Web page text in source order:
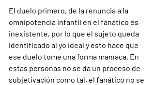
El duelo primero, de la renuncia a la
omnipotencia infantil en el fanático es
inexistente, por lo que el sujeto queda
identificado al yo ideal y esto hace que
ese duelo tome una forma maníaca. En
estas personas no se da un proceso de
subjetivación como tal, el fanático no se